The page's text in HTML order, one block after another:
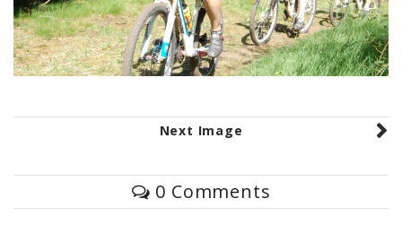
Next Image
0 Comments